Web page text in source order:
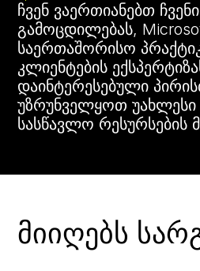
ჩვენ ვაერთიანებთ
გამოცდილებას,
საერთაშორისო
კლიენტების
დაინტერესებული
უზრუნველყოთ
სასწავლო რესურსების
მიიღებს